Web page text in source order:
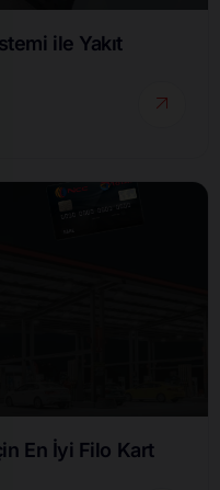
ile Yakıt
En İyi Filo Kart